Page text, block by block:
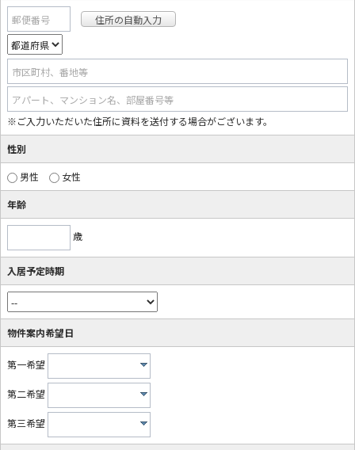
郵便番号
市区町村、番地等
アパート、マンション名、部屋番号等
※ご入力いただいた住所に資料を送付する場合がございます。
性別
男性 女性
年齢
歳
入居予定時期
物件案内希望日
第一希望
第二希望
第三希望